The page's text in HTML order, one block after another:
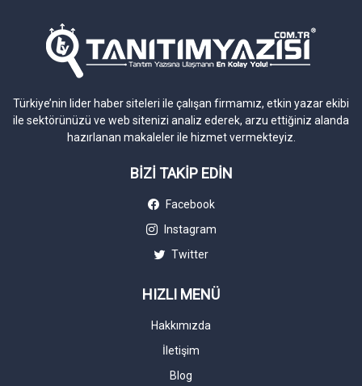
Türkiye’nin lider haber siteleri ile çalışan firmamız, etkin yazar ekibi
ile sektörünüzü ve web sitenizi analiz ederek, arzu ettiğiniz alanda
hazırlanan makaleler ile hizmet vermekteyiz.
BİZİ TAKİP EDİN
Facebook
Instagram
Twitter
HIZLI MENÜ
Hakkımızda
İletişim
Blog